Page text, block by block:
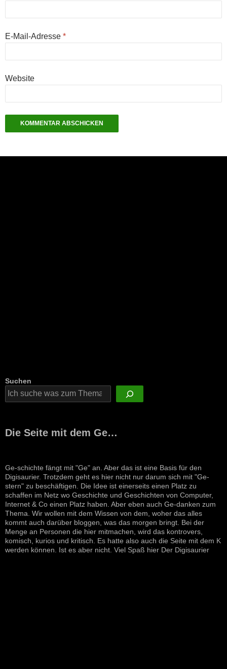
E-Mail-Adresse *
Website
Suchen
Die Seite mit dem Ge…
Ge-schichte fängt mit "Ge" an. Aber das ist eine Basis für den
Digisaurier. Trotzdem geht es hier nicht nur darum sich mit "Ge-
stern" zu beschäftigen. Die Idee ist einerseits einen Platz zu
schaffen im Netz wo Geschichte und Geschichten von Computer,
Internet & Co einen Platz haben. Aber eben auch Ge-danken zum
Thema. Wir wollen mit dem Wissen von dem, woher das alles
kommt auch darüber bloggen, was das morgen bringt. Bei der
Menge an Personen die hier mitmachen, wird das kontrovers,
komisch, kurios und kritisch. Es hatte also auch die Seite mit dem K
werden können. Ist es aber nicht. Viel Spaß hier Der Digisaurier